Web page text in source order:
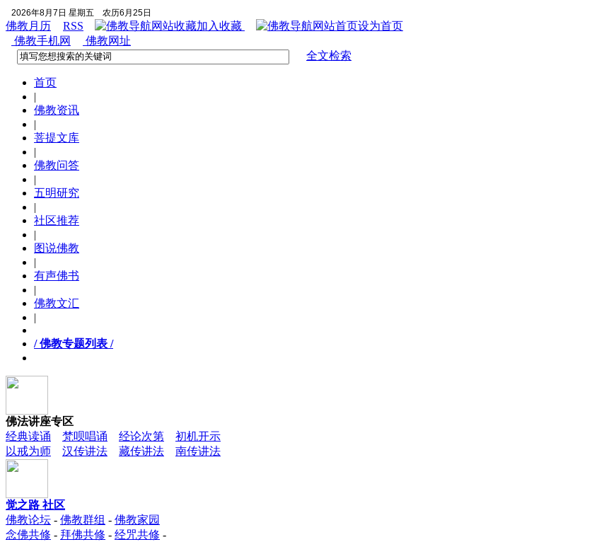
2026年8月7日 星期五 农历6月25日
佛教月历 RSS 加入收藏
设为首页
佛教手机网
佛教网址
全文检索
首页
|
佛教资讯
|
菩提文库
|
佛教问答
|
五明研究
|
社区推荐
|
图说佛教
|
有声佛书
|
佛教文汇
|
/ 佛教专题列表 /
佛法讲座专区
经典读诵
梵呗唱诵 经论次第
初机开示
以戒为师
汉传讲法 藏传讲法 南传讲法
觉之路 社区
佛教论坛 - 佛教群组 - 佛教家园
念佛共修 - 拜佛共修 - 经咒共修 -